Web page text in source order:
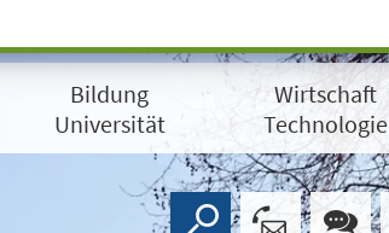
Bildung
Universität
Wirtschaft
Technologie